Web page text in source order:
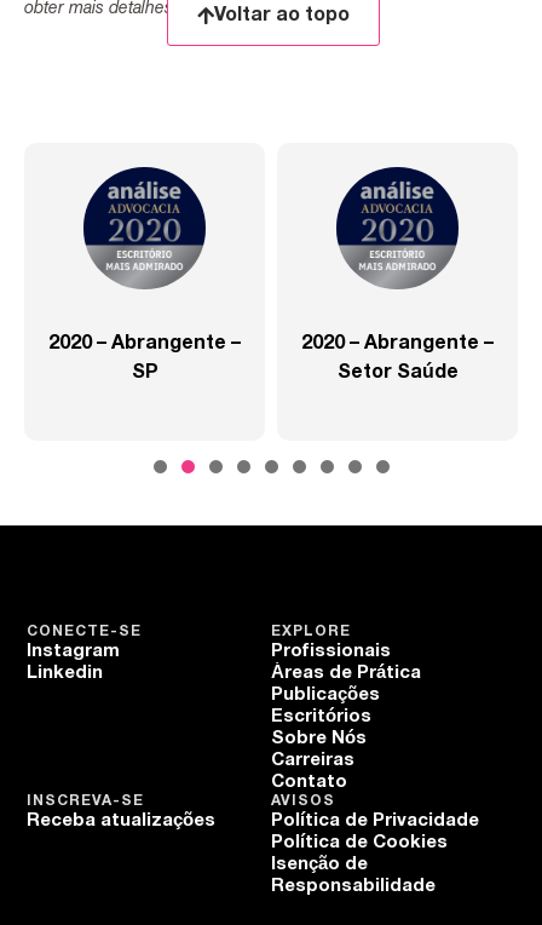
obter mais detalhes.
Voltar ao topo
2020 – Abrangente –
SP
2020 – Abrangente –
Setor Saúde
EXPLORE
Profissionais
Áreas de Prática
Publicações
Escritórios
Sobre Nós
Carreiras
Contato
CONECTE-SE
Instagram
Linkedin
AVISOS
Política de Privacidade
Política de Cookies
Isenção de
Responsabilidade
INSCREVA-SE
Receba atualizações